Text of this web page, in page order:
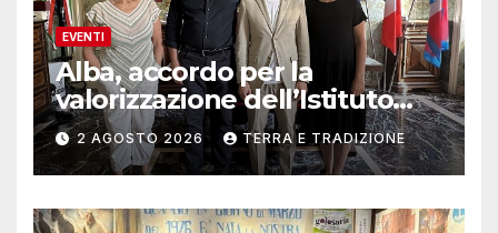
EVENTI
Alba, accordo per la
valorizzazione dell’Istituto
musicale Rocca
2 AGOSTO 2026 TERRA E TRADIZIONE